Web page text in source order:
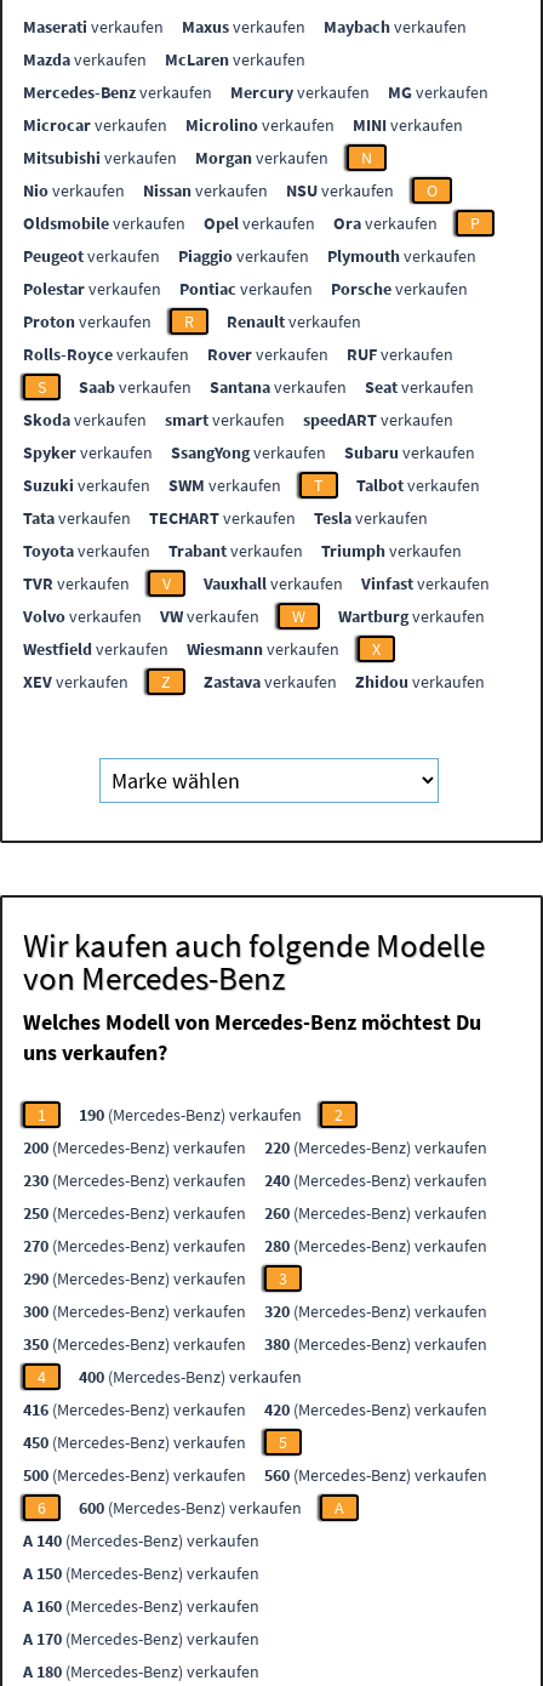
Maserati verkaufen Maxusverkaufen Maybachverkaufen
Mazdaverkaufen McLarenverkaufen
Mercedes-Benzverkaufen Mercuryverkaufen MGverkaufen
Microcarverkaufen Microlinoverkaufen MINIverkaufen
Mitsubishi verkaufen Morganverkaufen
N
Nioverkaufen Nissanverkaufen NSUverkaufen
O
Oldsmobileverkaufen Opelverkaufen Oraverkaufen
P
Peugeotverkaufen Piaggioverkaufen Plymouthverkaufen
Polestarverkaufen Pontiac verkaufen Porscheverkaufen
Protonverkaufen R Renaultverkaufen
Rolls-Royceverkaufen Roververkaufen RUFverkaufen
S
Saabverkaufen Santanaverkaufen Seatverkaufen
Skodaverkaufen smartverkaufen speedARTverkaufen
Spykerverkaufen SsangYongverkaufen Subaru verkaufen
Suzuki verkaufen SWM verkaufen T Talbotverkaufen
Tataverkaufen TECHARTverkaufen Teslaverkaufen
Toyotaverkaufen Trabantverkaufen Triumphverkaufen
TVR verkaufen V Vauxhallverkaufen Vinfastverkaufen
Volvoverkaufen VWverkaufen W Wartburgverkaufen
Westfieldverkaufen Wiesmannverkaufen
X
XEVverkaufen Z Zastavaverkaufen Zhidou verkaufen
Wir kaufen auch folgende Modelle
von Mercedes-Benz
Welches Modell von Mercedes-Benz möchtest Du
uns verkaufen?
1 190 (Mercedes-Benz) verkaufen
2
200 (Mercedes-Benz) verkaufen 220 (Mercedes-Benz) verkaufen
230 (Mercedes-Benz) verkaufen 240 (Mercedes-Benz) verkaufen
250 (Mercedes-Benz) verkaufen 260 (Mercedes-Benz) verkaufen
270 (Mercedes-Benz) verkaufen 280 (Mercedes-Benz) verkaufen
290 (Mercedes-Benz) verkaufen
3
300 (Mercedes-Benz) verkaufen 320 (Mercedes-Benz) verkaufen
350 (Mercedes-Benz) verkaufen 380 (Mercedes-Benz) verkaufen
4
400 (Mercedes-Benz) verkaufen
416 (Mercedes-Benz) verkaufen 420 (Mercedes-Benz) verkaufen
450 (Mercedes-Benz) verkaufen
5
500 (Mercedes-Benz) verkaufen 560 (Mercedes-Benz) verkaufen
6
600 (Mercedes-Benz) verkaufen
A
A 140 (Mercedes-Benz) verkaufen
A 150 (Mercedes-Benz) verkaufen
A 160 (Mercedes-Benz) verkaufen
A 170 (Mercedes-Benz) verkaufen
A 180 (Mercedes-Benz) verkaufen